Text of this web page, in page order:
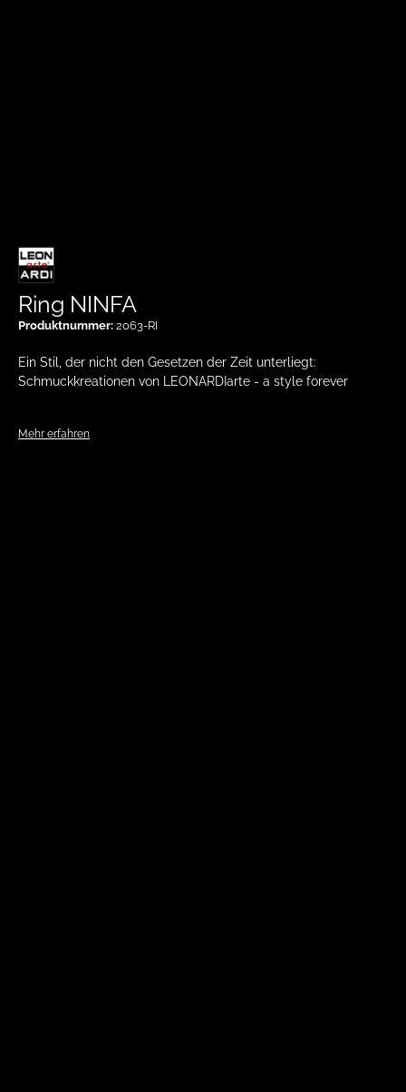
Ein Stil, der nicht den Gesetzen der Zeit unterliegt:
Schmuckkreationen von LEONARDIarte - a style forever
Mehr erfahren
Ring NINFA
Produktnummer: 2063-RI